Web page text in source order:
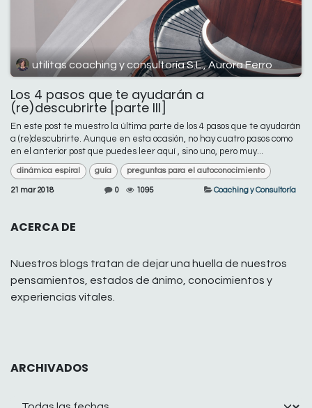
utilitas coaching y consultoría S.L., Aurora Ferro
Los 4 pasos que te ayudarán a
(re)descubrirte [parte III]
En este post te muestro la última parte de los 4 pasos que te ayudarán
a (re)descubrirte. Aunque en esta ocasión, no hay cuatro pasos como
en el anterior post que puedes leer aquí , sino uno, pero muy...
dinámica espiral guía preguntas para el autoconocimiento
21 mar 2018 0 1095 Coaching y Consultoría
ACERCA DE
Nuestros blogs tratan de dejar una huella de nuestros
pensamientos, estados de ánimo, conocimientos y
experiencias vitales.
ARCHIVADOS